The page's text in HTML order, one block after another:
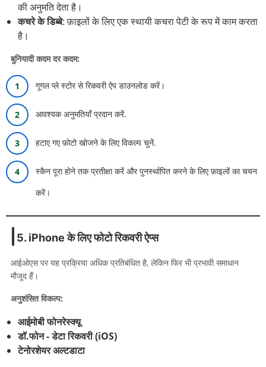
की अनुमति देता है।
कचरे के डिब्बे: फ़ाइलों के लिए एक स्थायी कचरा पेटी के रूप में काम करता
है।
बुनियादी कदम दर कदम:
गूगल प्ले स्टोर से रिकवरी ऐप डाउनलोड करें।
आवश्यक अनुमतियाँ प्रदान करें.
हटाए गए फ़ोटो खोजने के लिए विकल्प चुनें.
स्कैन पूरा होने तक प्रतीक्षा करें और पुनर्स्थापित करने के लिए फ़ाइलों का चयन
करें।
5. iPhone के लिए फोटो रिकवरी ऐप्स
आईओएस पर यह प्रक्रिया अधिक प्रतिबंधित है, लेकिन फिर भी प्रभावी समाधान
मौजूद हैं।
अनुशंसित विकल्प:
आईमोबी फोनरेस्क्यू
डॉ.फोन - डेटा रिकवरी (iOS)
टेनोरशेयर अल्टडाटा